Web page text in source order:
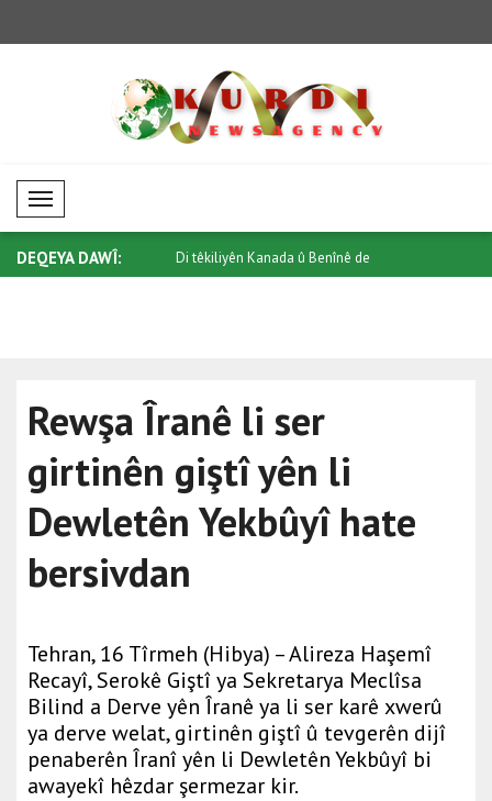
Mobil Menü
DEQEYA DAWÎ:
re bang kir ku Di têkiliyên Kanada û Benînê de
Rewşa Îranê li ser
girtinên giştî yên li
Dewletên Yekbûyî hate
bersivdan
Tehran, 16 Tîrmeh (Hibya) – Alireza Haşemî
Recayî, Serokê Giştî ya Sekretarya Meclîsa
Bilind a Derve yên Îranê ya li ser karê xwerû
ya derve welat, girtinên giştî û tevgerên dijî
penaberên Îranî yên li Dewletên Yekbûyî bi
awayekî hêzdar şermezar kir.